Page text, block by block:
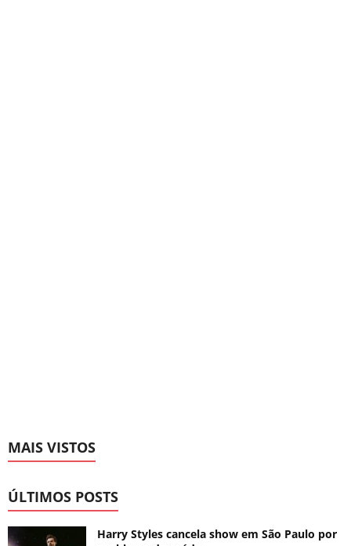
MAIS VISTOS
ÚLTIMOS POSTS
Harry Styles cancela show em São Paulo por